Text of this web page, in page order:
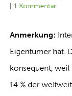
|1 Kommentar
Anmerkung:
Eigentümer hat.
konsequent,
14 % der